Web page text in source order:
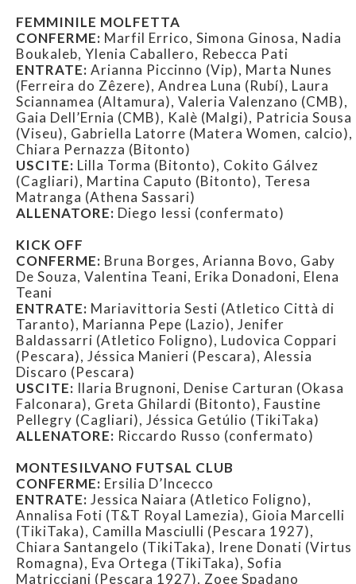
FEMMINILE MOLFETTA
CONFERME: Marfil Errico, Simona Ginosa, Nadia
Boukaleb, Ylenia Caballero, Rebecca Pati
ENTRATE: Arianna Piccinno (Vip), Marta Nunes
(Ferreira do Zêzere), Andrea Luna (Rubí), Laura
Sciannamea (Altamura), Valeria Valenzano (CMB),
Gaia Dell’Ernia (CMB), Kalè (Malgi), Patricia Sousa
(Viseu), Gabriella Latorre (Matera Women, calcio),
Chiara Pernazza (Bitonto)
USCITE: Lilla Torma (Bitonto), Cokito Gálvez
(Cagliari), Martina Caputo (Bitonto), Teresa
Matranga (Athena Sassari)
ALLENATORE: Diego Iessi (confermato)
KICK OFF
CONFERME: Bruna Borges, Arianna Bovo, Gaby
De Souza, Valentina Teani, Erika Donadoni, Elena
Teani
ENTRATE: Mariavittoria Sesti (Atletico Città di
Taranto), Marianna Pepe (Lazio), Jenifer
Baldassarri (Atletico Foligno), Ludovica Coppari
(Pescara), Jéssica Manieri (Pescara), Alessia
Discaro (Pescara)
USCITE: Ilaria Brugnoni, Denise Carturan (Okasa
Falconara), Greta Ghilardi (Bitonto), Faustine
Pellegry (Cagliari), Jéssica Getúlio (TikiTaka)
ALLENATORE: Riccardo Russo (confermato)
MONTESILVANO FUTSAL CLUB
CONFERME: Ersilia D’Incecco
ENTRATE: Jessica Naiara (Atletico Foligno),
Annalisa Foti (T&T Royal Lamezia), Gioia Marcelli
(TikiTaka), Camilla Masciulli (Pescara 1927),
Chiara Santangelo (TikiTaka), Irene Donati (Virtus
Romagna), Eva Ortega (TikiTaka), Sofia
Matricciani (Pescara 1927), Zoee Spadano